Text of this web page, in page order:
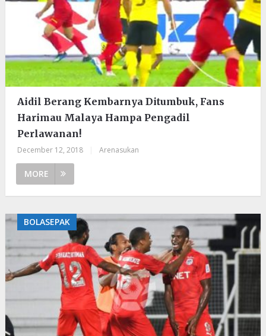
Aidil Berang Kembarnya Ditumbuk, Fans
Harimau Malaya Hampa Pengadil
Perlawanan!
December 12, 2018 Arenasukan
MORE
BOLASEPAK